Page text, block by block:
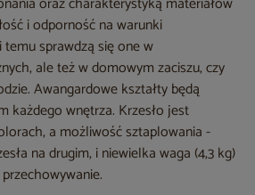
i odporność na warunki
sprawdzą się one w
ale też w domowym zaciszu, czy
Awangardowe kształty będą
każdego wnętrza. Krzesło jest
a możliwość sztaplowania -
na drugim, i niewielka waga (4,3 kg)